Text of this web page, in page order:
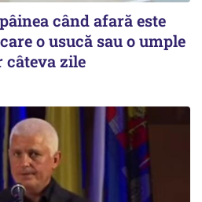
când afară este
o usucă sau o umple
câteva zile